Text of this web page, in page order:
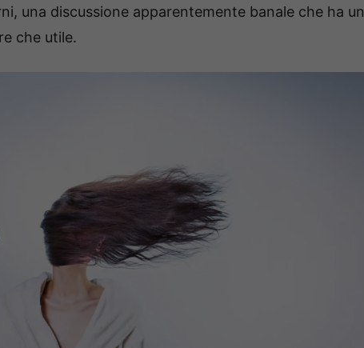
una discussione apparentemente banale che ha un
che utile.